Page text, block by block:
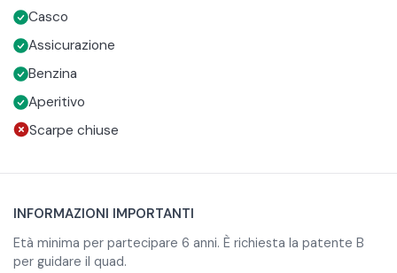
Casco
Assicurazione
Benzina
Aperitivo
Scarpe chiuse
INFORMAZIONI IMPORTANTI
Età minima per partecipare 6 anni. È richiesta la patente B
per guidare il quad.